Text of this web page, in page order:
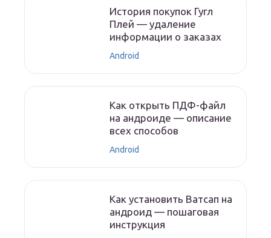
История покупок Гугл
Плей — удаление
информации о заказах
Android
Как открыть ПДФ-файл
на андроиде — описание
всех способов
Android
Как установить Ватсап на
андроид — пошаговая
инструкция